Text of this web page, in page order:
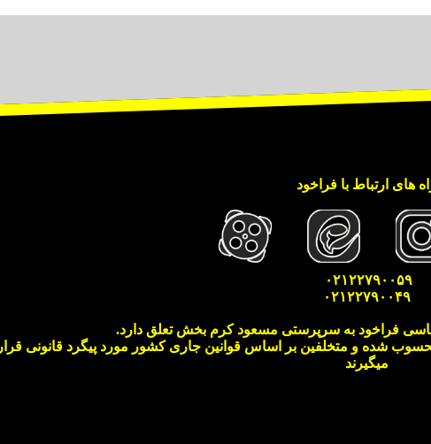
های ارتباط با فراخود
۰۲۱۲۲۷۹۰۰۵۹
۰۲۱۲۲۷۹۰۰۴۹
فراخود به سرپرستی مسعود کرم بخش تعلق دارد.
شده و متخلفین بر اساس قوانین جاری کشور مورد پیگرد قانونی قرار
میگیرند